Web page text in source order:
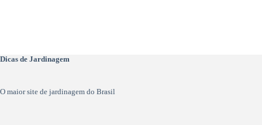
Dicas de Jardinagem
O maior site de jardinagem do Brasil